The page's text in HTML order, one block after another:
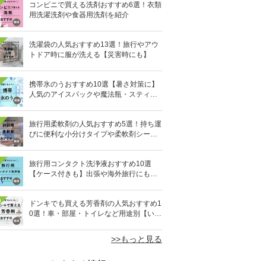
コンビニで買える洗剤おすすめ6選！衣類
用洗濯洗剤や食器用洗剤を紹介
洗濯袋の人気おすすめ13選！旅行やアウ
トドア時に服が洗える【災害時にも】
携帯氷のうおすすめ10選【暑さ対策に】
人気のアイスパックや魔法瓶・スティッ
旅行用柔軟剤の人気おすすめ5選！持ち運
びに便利な小分けタイプや柔軟剤シート
旅行用コンタクト洗浄液おすすめ10選
【ケース付きも】出張や海外旅行にも便
ドンキでも買える芳香剤の人気おすすめ1
0選！車・部屋・トイレなど用途別【いい
>>もっと見る